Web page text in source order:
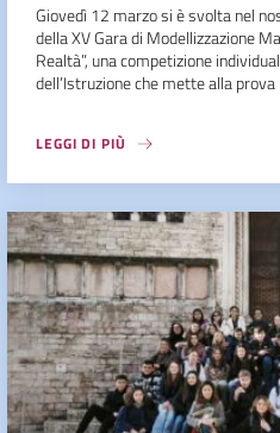
Giovedì 12 marzo si è svolta nel
della XV Gara di Modellizzazione
Realtà”, una competizione
dell’Istruzione che mette alla
LEGGI DI PIÙ